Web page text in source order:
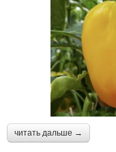
читать дальше →